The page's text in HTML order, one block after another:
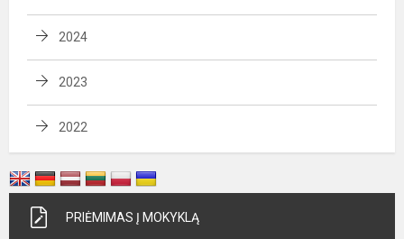
2024
2023
2022
PRIĖMIMAS Į MOKYKLĄ